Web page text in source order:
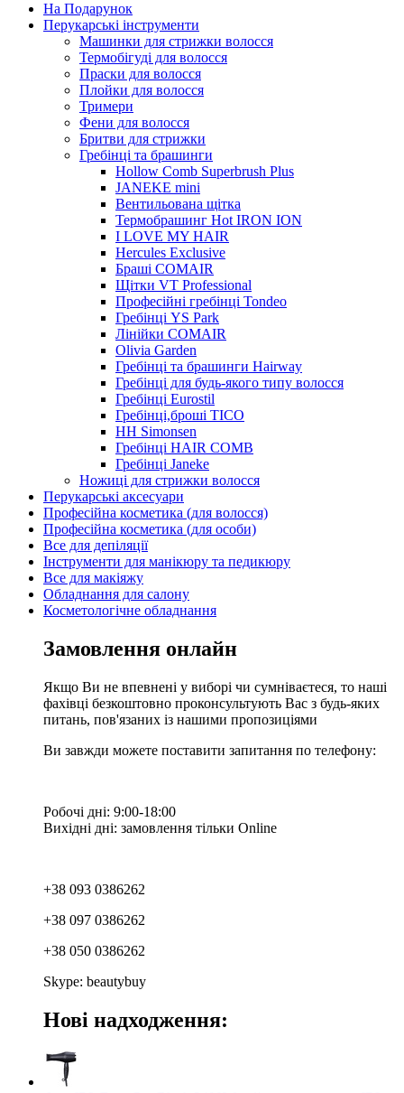
На Подарунок
Перукарські інструменти
Машинки для стрижки волосся
Термобігуді для волосся
Праски для волосся
Плойки для волосся
Тримери
Фени для волосся
Бритви для стрижки
Гребінці та брашинги
Hollow Comb Superbrush Plus
JANEKE mini
Вентильована щітка
Термобрашинг Hot IRON ION
I LOVE MY HAIR
Hercules Exclusive
Браші COMAIR
Щітки VT Professional
Професійні гребінці Tondeo
Гребінці YS Park
Лінійки COMAIR
Olivia Garden
Гребінці та брашинги Hairway
Гребінці для будь-якого типу волосся
Гребінці Eurostil
Гребінці,броші TICO
HH Simonsen
Гребінці HAIR COMB
Гребінці Janeke
Ножиці для стрижки волосся
Перукарські аксесуари
Професійна косметика (для волосся)
Професійна косметика (для особи)
Все для депіляції
Інструменти для манікюру та педикюру
Все для макіяжу
Обладнання для салону
Косметологічне обладнання
Замовлення онлайн
Якщо Ви не впевнені у виборі чи сумніваєтеся, то наші
фахівці безкоштовно проконсультують Вас з будь-яких
питань, пов'язаних із нашими пропозиціями
Ви завжди можете поставити запитання по телефону:
Робочі дні: 9:00-18:00
Вихідні дні: замовлення тільки Online
+38 093 0386262
+38 097 0386262
+38 050 0386262
Skype: beautybuy
Нові надходження: